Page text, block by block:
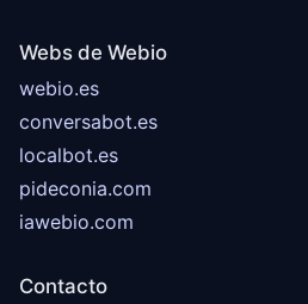
Webs de Webio
webio.es
conversabot.es
localbot.es
pideconia.com
iawebio.com
Contacto